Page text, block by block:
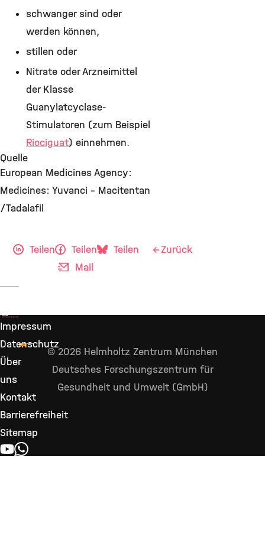
schwanger sind oder
werden können,
stillen oder
Nitrate oder Arzneimittel
der Klasse
Guanylatcyclase-
Stimulatoren (zum Beispiel
Riociguat) einnehmen.
Quelle
European Medicines Agency:
Medicines: Yuvanci – Macitentan
/Tadalafil
Teilen Teilen
Teilen
Mail
Zurück
Impressum
Datenschutz
Über
uns
Kontakt
Barrierefreiheit
Sitemap
YOUTUBE
WHATSAPP
© 2026 Helmholtz Zentrum München
Deutsches Forschungszentrum für
Gesundheit und Umwelt (GmbH)